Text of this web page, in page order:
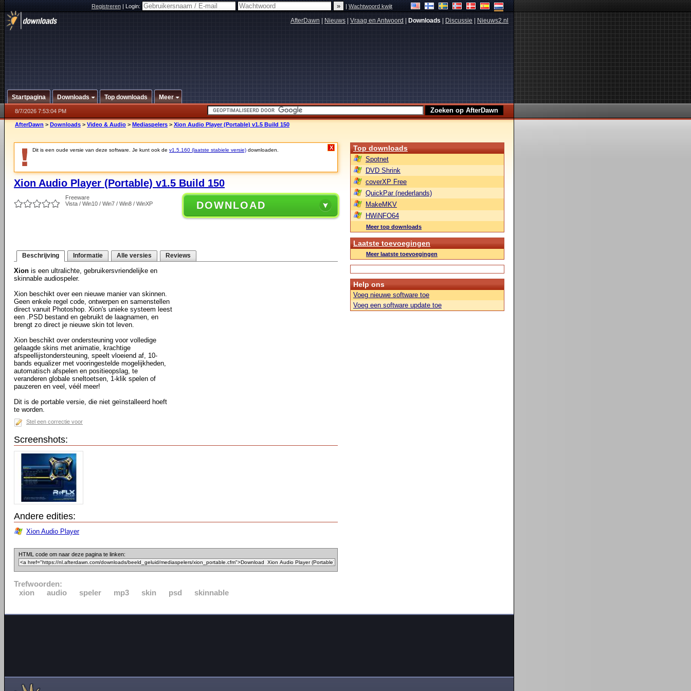
Registreren|Login: |Wachtwoord kwijt
AfterDawn Nieuws Vraag en Antwoord Downloads Discussie Nieuws2.nl
Startpagina Downloads Top downloads Meer
8/7/2026 7:53:04 PM
AfterDawn > Downloads > Video & Audio > Mediaspelers > Xion Audio Player (Portable) v1.5 Build 150
Dit is een oude versie van deze software. Je kunt ook de v1.5.160 (laatste stabiele versie) downloaden. X
Xion Audio Player (Portable) v1.5 Build 150
Freeware
Vista / Win10 / Win7 / Win8 / WinXP
DOWNLOAD
Beschrijving Informatie Alle versies Reviews
Xion is een ultralichte, gebruikersvriendelijke en
skinnable audiospeler.
Xion beschikt over een nieuwe manier van skinnen.
Geen enkele regel code, ontwerpen en samenstellen
direct vanuit Photoshop. Xion's unieke systeem leest
een .PSD bestand en gebruikt de laagnamen, en
brengt zo direct je nieuwe skin tot leven.
Xion beschikt over ondersteuning voor volledige
gelaagde skins met animatie, krachtige
afspeellijstondersteuning, speelt vloeiend af, 10-
bands equalizer met vooringestelde mogelijkheden,
automatisch afspelen en positieopslag, te
veranderen globale sneltoetsen, 1-klik spelen of
pauzeren en veel, véél meer!
Dit is de portable versie, die niet geïnstalleerd hoeft
te worden.
Stel een correctie voor
Screenshots:
Andere edities:
Xion Audio Player
HTML code om naar deze pagina te linken:
Trefwoorden:
xion
audio speler mp3 skin psd skinnable
Top downloads
Spotnet
DVD Shrink
coverXP Free
QuickPar (nederlands)
MakeMKV
HWiNFO64
Meer top downloads
Laatste toevoegingen
Meer laatste toevoegingen
Help ons
Voeg nieuwe software toe
Voeg een software update toe